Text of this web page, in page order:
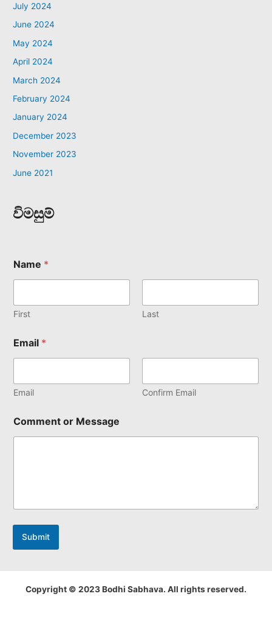
July 2024
June 2024
May 2024
April 2024
March 2024
February 2024
January 2024
December 2023
November 2023
June 2021
විමසුම්
Name *
First Last
Email *
Email Confirm Email
Comment or Message
Submit
Copyright © 2023 Bodhi Sabhava. All rights reserved.